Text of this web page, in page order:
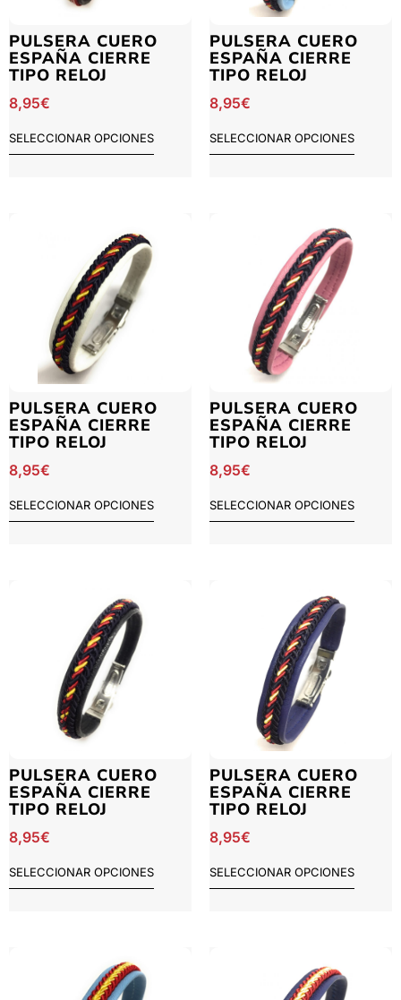
PULSERA CUERO
ESPAÑA CIERRE
TIPO RELOJ
8,95€
SELECCIONAR OPCIONES
PULSERA CUERO
ESPAÑA CIERRE
TIPO RELOJ
8,95€
SELECCIONAR OPCIONES
PULSERA CUERO
ESPAÑA CIERRE
TIPO RELOJ
8,95€
SELECCIONAR OPCIONES
PULSERA CUERO
ESPAÑA CIERRE
TIPO RELOJ
8,95€
SELECCIONAR OPCIONES
PULSERA CUERO
ESPAÑA CIERRE
TIPO RELOJ
8,95€
SELECCIONAR OPCIONES
PULSERA CUERO
ESPAÑA CIERRE
TIPO RELOJ
8,95€
SELECCIONAR OPCIONES